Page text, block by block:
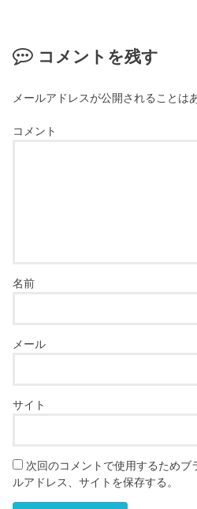
コメントを残す
メールアドレスが公開されることは
コメント
名前
メール
サイト
次回のコメントで使用するためブ
ルアドレス、サイトを保存する。